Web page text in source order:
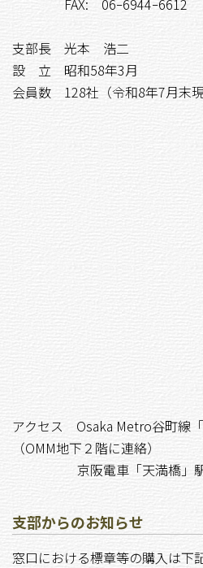
FAX: 06ｰ6944ｰ6612
支部長 光本 浩二
設 立 昭和58年3月
会員数 128社（令和8年7月末現
アクセス Osaka Metro谷町線
（OMM地下２階に連絡）
京阪電車「天満橋」駅
支部からのお知らせ
窓口における標章等の購入は下